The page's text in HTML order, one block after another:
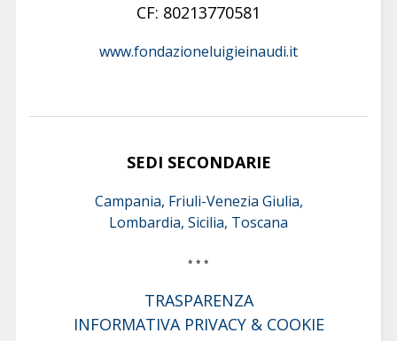
CF: 80213770581
www.fondazioneluigieinaudi.it
SEDI SECONDARIE
Campania, Friuli-Venezia Giulia,
Lombardia, Sicilia, Toscana
* * *
TRASPARENZA
INFORMATIVA PRIVACY & COOKIE